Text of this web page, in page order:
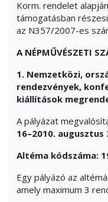
Korm. rendelet
támogatásban
az N357/2007-es
A NÉPMŰVÉSZETI
1. Nemzetközi,
rendezvények,
kiállítások
A pályázat
16–2010. augusztus
Altéma kódszáma:
Egy pályázó az
amely maximum 3